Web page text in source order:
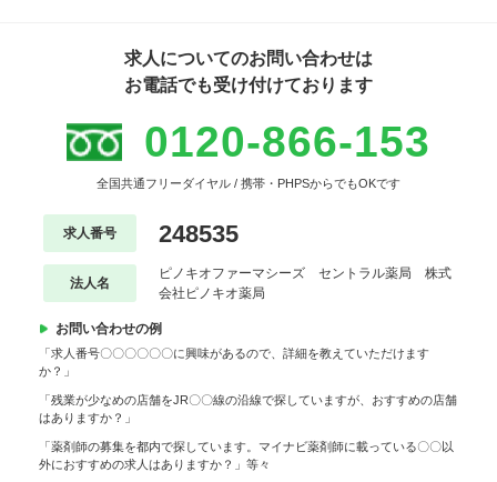
求人についてのお問い合わせは
お電話でも受け付けております
0120-866-153
全国共通フリーダイヤル / 携帯・PHPSからでもOKです
求人番号 248535
法人名
ピノキオファーマシーズ セントラル薬局 株式
会社ピノキオ薬局
お問い合わせの例
「求人番号〇〇〇〇〇〇に興味があるので、詳細を教えていただけます
か？」
「残業が少なめの店舗をJR〇〇線の沿線で探していますが、おすすめの店舗
はありますか？」
「薬剤師の募集を都内で探しています。マイナビ薬剤師に載っている〇〇以
外におすすめの求人はありますか？」等々